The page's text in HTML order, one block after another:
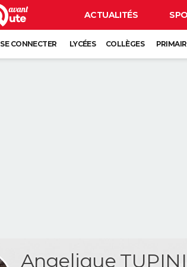
ACTUALITÉS
SE CONNECTER LYCÉES COLLÈGES
Angelique